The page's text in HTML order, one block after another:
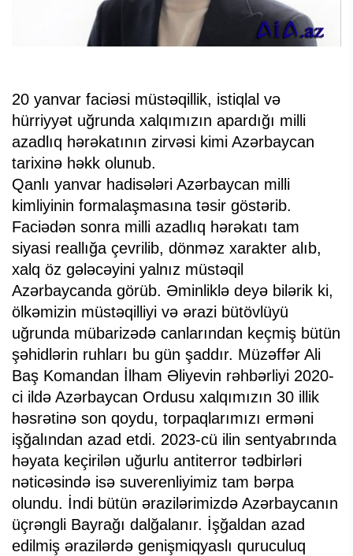
20 yanvar faciəsi müstəqillik, istiqlal və
hürriyyət uğrunda xalqımızın apardığı milli
azadlıq hərəkatının zirvəsi kimi Azərbaycan
tarixinə həkk olunub.
Qanlı yanvar hadisələri Azərbaycan milli
kimliyinin formalaşmasına təsir göstərib.
Faciədən sonra milli azadlıq hərəkatı tam
siyasi reallığa çevrilib, dönməz xarakter alıb,
xalq öz gələcəyini yalnız müstəqil
Azərbaycanda görüb. Əminliklə deyə bilərik ki,
ölkəmizin müstəqilliyi və ərazi bütövlüyü
uğrunda mübarizədə canlarından keçmiş bütün
şəhidlərin ruhları bu gün şaddır. Müzəffər Ali
Baş Komandan İlham Əliyevin rəhbərliyi 2020-
ci ildə Azərbaycan Ordusu xalqımızın 30 illik
həsrətinə son qoydu, torpaqlarımızı erməni
işğalından azad etdi. 2023-cü ilin sentyabrında
həyata keçirilən uğurlu antiterror tədbirləri
nəticəsində isə suverenliyimiz tam bərpa
olundu. İndi bütün ərazilərimizdə Azərbaycanın
üçrəngli Bayrağı dalğalanır. İşğaldan azad
edilmiş ərazilərdə genişmiqyaslı quruculuq